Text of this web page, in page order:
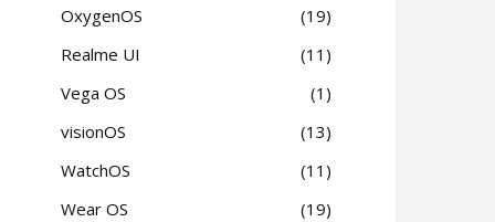
OxygenOS
19
Realme UI
11
Vega OS
1
visionOS
13
WatchOS
11
Wear OS
19